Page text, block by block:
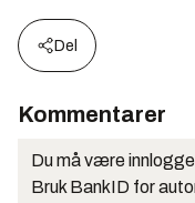
Del
Kommentarer
Du må være
Bruk BankID for